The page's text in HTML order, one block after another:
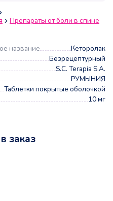
Препараты от боли в спине
название
Кеторолак
Безрецептурный
S.C. Terapia S.A.
РУМЫНИЯ
Таблетки покрытые оболочкой
10 мг
заказ